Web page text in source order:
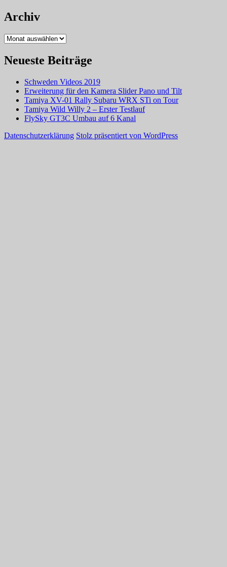
Archiv
Archiv
Neueste Beiträge
Schweden Videos 2019
Erweiterung für den Kamera Slider Pano und Tilt
Tamiya XV-01 Rally Subaru WRX STi on Tour
Tamiya Wild Willy 2 – Erster Testlauf
FlySky GT3C Umbau auf 6 Kanal
Datenschutzerklärung Stolz präsentiert von WordPress